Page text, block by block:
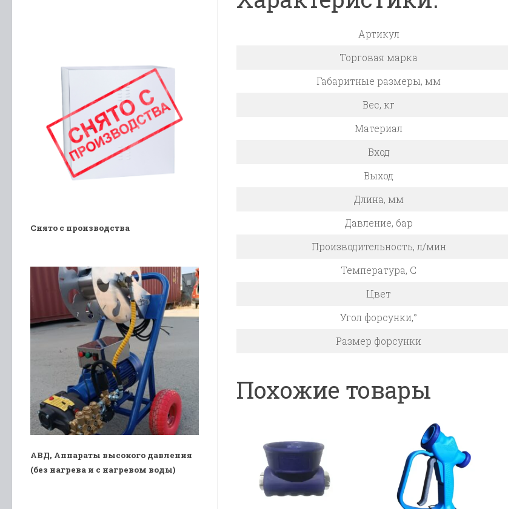
Артикул
Торговая марка
Габаритные размеры, мм
Вес, кг
Материал
Вход
Выход
Длина, мм
Давление, бар
Производительность, л/мин
Температура, C
Цвет
Угол форсунки,°
Размер форсунки
Похожие товары
Снято с производства
АВД, Аппараты высокого давления
(без нагрева и с нагревом воды)